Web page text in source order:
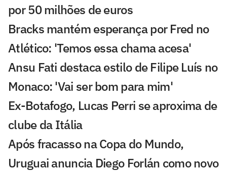
por 50 milhões de euros
Bracks mantém esperança por Fred no
Atlético: 'Temos essa chama acesa'
Ansu Fati destaca estilo de Filipe Luís no
Monaco: 'Vai ser bom para mim'
Ex-Botafogo, Lucas Perri se aproxima de
clube da Itália
Após fracasso na Copa do Mundo,
Uruguai anuncia Diego Forlán como novo